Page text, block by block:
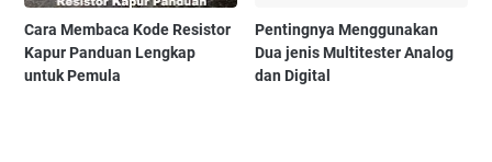
Cara Membaca Kode Resistor
Kapur Panduan Lengkap
untuk Pemula
Pentingnya Menggunakan
Dua jenis Multitester Analog
dan Digital